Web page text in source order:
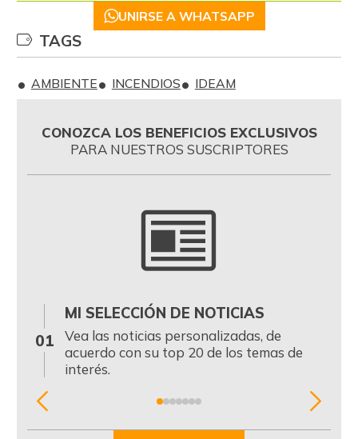
UNIRSE A WHATSAPP
TAGS
AMBIENTE INCENDIOS IDEAM
CONOZCA LOS BENEFICIOS EXCLUSIVOS
PARA NUESTROS SUSCRIPTORES
01
MI SELECCIÓN DE NOTICIAS
Vea las noticias personalizadas, de
acuerdo con su top 20 de los temas de
interés.
Item